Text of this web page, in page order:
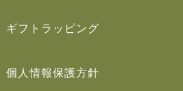
ギフトラッピング
個人情報保護方針